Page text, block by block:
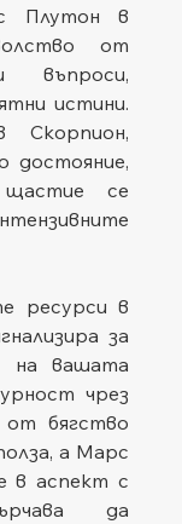
Плутон в
от
въпроси,
истини.
Скорпион,
достояние,
се
ресурси в
за
на вашата
чрез
от бягство
а Марс
в аспект с
да